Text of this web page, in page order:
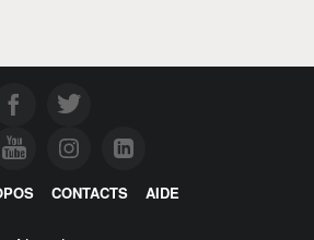
CONTACTS AIDE